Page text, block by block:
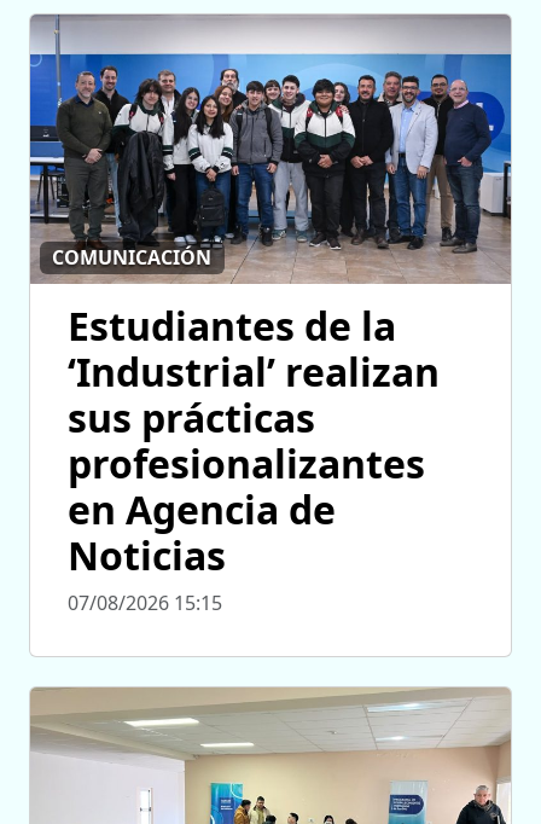
COMUNICACIÓN
Estudiantes de la
‘Industrial’ realizan
sus prácticas
profesionalizantes
en Agencia de
Noticias
07/08/2026 15:15